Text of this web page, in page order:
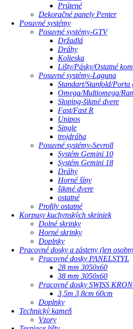
Prútené
Dekoračné panely Penter
Posuvné systémy
Posuvné systémy-GTV
Držadlá
Dráhy
Kolieska
Lišty/Pásky/Ostatné
Posuvné systémy-Laguna
Standart/Stanfold/Porta
Omega/Multiomega/
Sloping-šikmé dvere
Fast/Fast R
Unipos
Single
trojdráha
Posuvné systémy-Sevroll
Systém Gemini 10
Systém Gemini 18
Dráhy
Horné šíny
šikmé dvere
ostatné
Profily ostatné
Korpusy kuchynských skriniek
Dolné skrinky
Horné skrinky
Doplnky
Pracovné dosky a zásteny (len
Pracovné dosky PANELSTYL
28 mm 3050x60
38 mm 3050x60
Pracovné dosky SWISS
3,5m 3,8cm 60cm
Doplnky
Technický kameň
Vzory